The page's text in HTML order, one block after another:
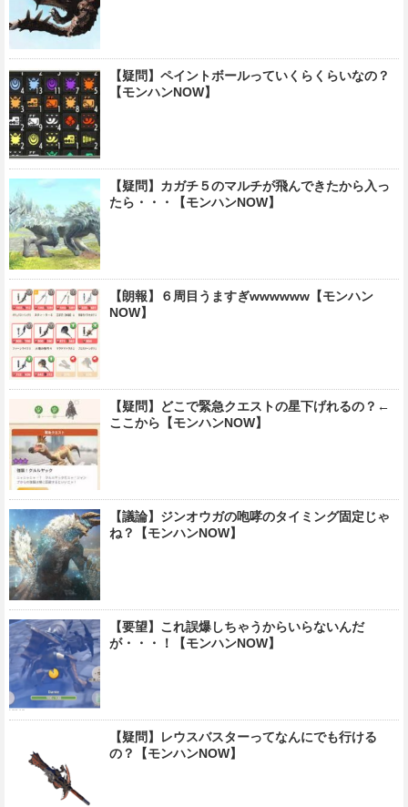
【疑問】ペイントボールっていくらくらいなの？
【モンハンNOW】
【疑問】カガチ５のマルチが飛んできたから入っ
たら・・・【モンハンNOW】
【朗報】６周目うますぎwwwwww【モンハン
NOW】
【疑問】どこで緊急クエストの星下げれるの？←
ここから【モンハンNOW】
【議論】ジンオウガの咆哮のタイミング固定じゃ
ね？【モンハンNOW】
【要望】これ誤爆しちゃうからいらないんだ
が・・・！【モンハンNOW】
【疑問】レウスバスターってなんにでも行ける
の？【モンハンNOW】